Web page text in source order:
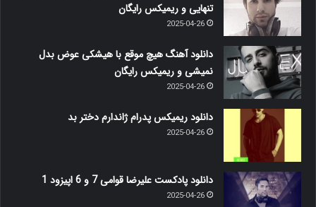
تنهایی و ریمیکس رایگان
2025-04-26
دانلود آهنگ هیچ موقع با هیشکی عوض بدل
نمیشی و ریمیکس رایگان
2025-04-26
دانلود ریمیکس پدرام ژاندارم دختر بد
2025-04-26
دانلود پادکست علیرضا قوامی 7 و 6 اپیزود 1
2025-04-26